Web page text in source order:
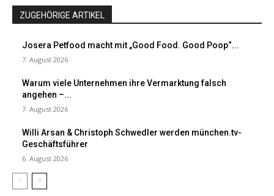
ZUGEHÖRIGE ARTIKEL
Josera Petfood macht mit „Good Food. Good Poop“...
7. August 2026
Warum viele Unternehmen ihre Vermarktung falsch
angehen –...
7. August 2026
Willi Arsan & Christoph Schwedler werden münchen.tv-
Geschäftsführer
6. August 2026